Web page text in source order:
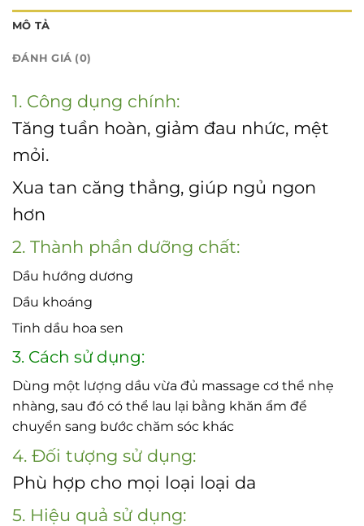
MÔ TẢ
ĐÁNH GIÁ (0)
1. Công dụng chính:
Tăng tuần hoàn, giảm đau nhức, mệt
mỏi.
Xua tan căng thẳng, giúp ngủ ngon
hơn
2. Thành phần dưỡng chất:
Dầu hướng dương
Dầu khoáng
Tinh dầu hoa sen
3. Cách sử dụng:
Dùng một lượng dầu vừa đủ massage cơ thể nhẹ
nhàng, sau đó có thể lau lại bằng khăn ẩm để
chuyển sang bước chăm sóc khác
4. Đối tượng sử dụng:
Phù hợp cho mọi loại loại da
5. Hiệu quả sử dụng: